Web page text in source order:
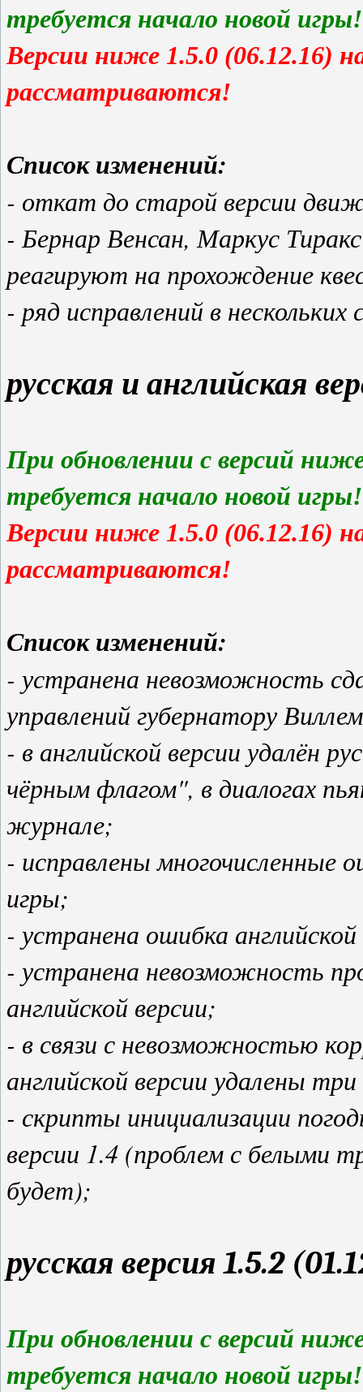
требуется начало новой игры!
Версии ниже 1.5.0 (06.12.16)
рассматриваются!
Список изменений:
- откат до старой версии
- Бернар Венсан, Маркус
реагируют на прохождение
- ряд исправлений в
русская и английская
При обновлении с версий
требуется начало новой игры!
Версии ниже 1.5.0 (06.12.16)
рассматриваются!
Список изменений:
- устранена невозможность
управлений губернатору
- в английской версии удалён
чёрным флагом", в диалогах
журнале;
- исправлены многочисленные
игры;
- устранена ошибка
- устранена невозможность
английской версии;
- в связи с невозможностью
английской версии удалены
- скрипты инициализации
версии 1.4 (проблем с белыми
будет);
русская версия 1.5.2
При обновлении с версий
требуется начало новой игры!